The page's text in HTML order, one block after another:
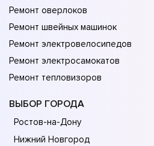
Ремонт оверлоков
Ремонт швейных машинок
Ремонт электровелосипедов
Ремонт электросамокатов
Ремонт тепловизоров
ВЫБОР ГОРОДА
Ростов-на-Дону
Нижний Новгород